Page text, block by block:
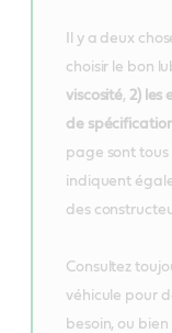
Il y a deux
choisir le bon
viscosité, 2) les
de
page sont tous
indiquent
des
Consultez
véhicule pour
besoin, ou bien